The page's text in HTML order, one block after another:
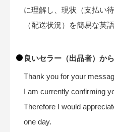
に理解し、現状（支払い
（配送状況）を簡易な英
良いセラー（出品者）か
Thank you for your
I am currently confirming
Therefore I would
one day.